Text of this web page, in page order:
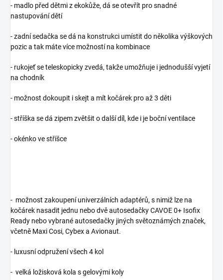
- madlo před dětmi z ekokůže, dá se otevřít pro snadné
nastupování dětí
- zadní sedačka se dá na konstrukci umístit do několika výškových
pozic a tak máte více možností na kombinace
- rukojeť se teleskopicky zvedá, takže umožňuje i jednodušší vyjetí
na chodník
- možnost dokoupit i skejt a mít kočárek pro až 3 děti
- stříška se dá zipem zvětšit o další díl, kde i je boční ventilace
- okénko ve stříšce
- možnost zakoupení univerzálních adaptérů, s nimiž lze na
kočárek nasadit jednu nebo dvě autosedačky CAVOE 0+ Isofix
Ready nebo vybrané autosedačky jiných světoznámých značek,
včetně Maxi Cosi, Cybex a Avionaut.
- luxusní odpružení všech 4 kol
- velká ložisková kola s gelovými koly